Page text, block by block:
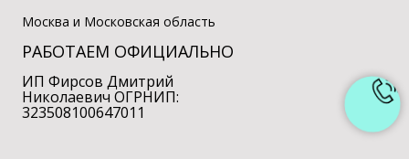
Москва и Московская область
РАБОТАЕМ ОФИЦИАЛЬНО
ИП Фирсов Дмитрий
Николаевич ОГРНИП:
323508100647011